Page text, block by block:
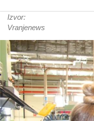
Izvor:
Vranjenews